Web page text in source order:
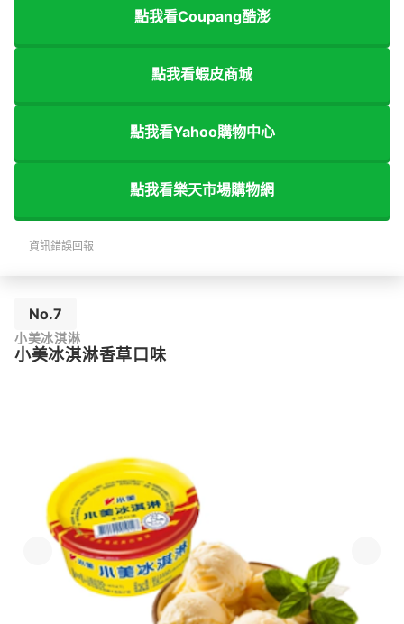
點我看Coupang酷澎
點我看蝦皮商城
點我看Yahoo購物中心
點我看樂天市場購物網
資訊錯誤回報
No.7
小美冰淇淋
小美冰淇淋香草口味